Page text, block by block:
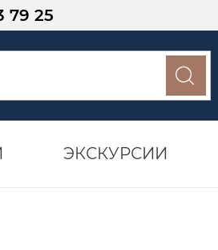
79 25
ЭКСКУРСИИ